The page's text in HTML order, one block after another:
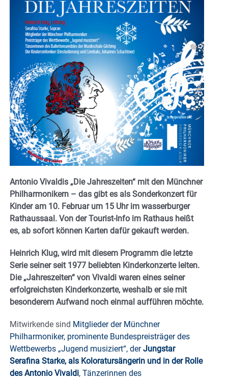
Antonio Vivaldis „Die Jahreszeiten“ mit den Münchner
Philharmonikern – das gibt es als Sonderkonzert für
Kinder am 10. Februar um 15 Uhr im wasserburger
Rathaussaal. Von der Tourist-Info im Rathaus heißt
es, ab sofort können Karten dafür gekauft werden.
Heinrich Klug, wird mit diesem Programm die letzte
Serie seiner seit 1977 beliebten Kinderkonzerte leiten.
Die „Jahreszeiten“ von Vivaldi waren eines seiner
erfolgreichsten Kinderkonzerte, weshalb er sie mit
besonderem Aufwand noch einmal aufführen möchte.
Mitwirkende sind Mitglieder der Münchner
Philharmoniker, prominente Bundespreisträger des
Wettbewerbs „Jugend musiziert“, derJungstar
Serafina Starke, als Koloratursängerin und in der Rolle
des Antonio Vivaldi, Tänzerinnen des